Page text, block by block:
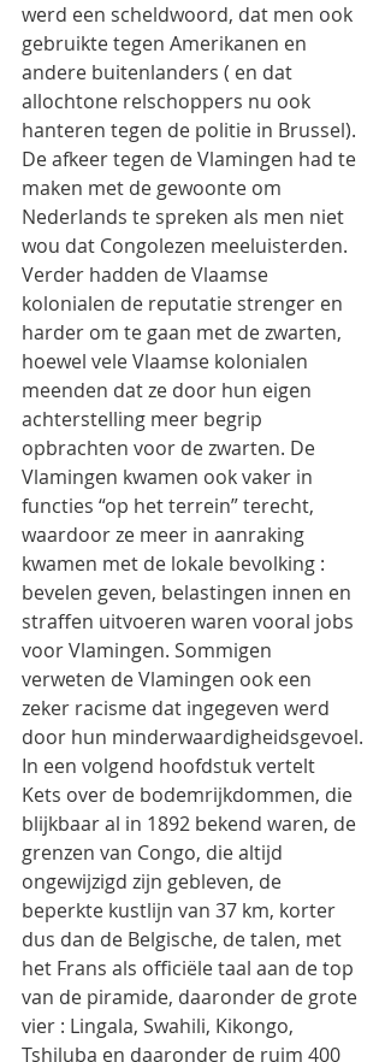
werd een scheldwoord, dat men ook
gebruikte tegen Amerikanen en
andere buitenlanders ( en dat
allochtone relschoppers nu ook
hanteren tegen de politie in Brussel).
De afkeer tegen de Vlamingen had te
maken met de gewoonte om
Nederlands te spreken als men niet
wou dat Congolezen meeluisterden.
Verder hadden de Vlaamse
kolonialen de reputatie strenger en
harder om te gaan met de zwarten,
hoewel vele Vlaamse kolonialen
meenden dat ze door hun eigen
achterstelling meer begrip
opbrachten voor de zwarten. De
Vlamingen kwamen ook vaker in
functies “op het terrein” terecht,
waardoor ze meer in aanraking
kwamen met de lokale bevolking :
bevelen geven, belastingen innen en
straffen uitvoeren waren vooral jobs
voor Vlamingen. Sommigen
verweten de Vlamingen ook een
zeker racisme dat ingegeven werd
door hun minderwaardigheidsgevoel.
In een volgend hoofdstuk vertelt
Kets over de bodemrijkdommen, die
blijkbaar al in 1892 bekend waren, de
grenzen van Congo, die altijd
ongewijzigd zijn gebleven, de
beperkte kustlijn van 37 km, korter
dus dan de Belgische, de talen, met
het Frans als officiële taal aan de top
van de piramide, daaronder de grote
vier : Lingala, Swahili, Kikongo,
Tshiluba en daaronder de ruim 400